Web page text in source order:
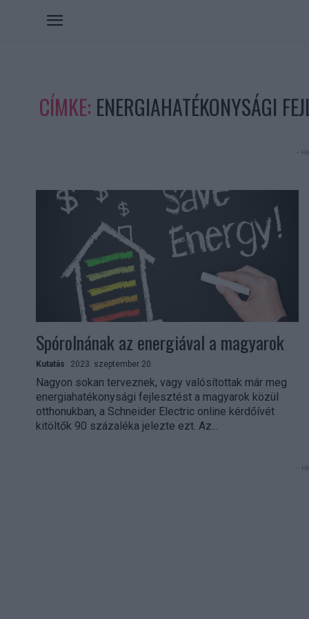
CÍMKE: ENERGIAHATÉKONYSÁGI
-
Spórolnának az energiával a magyarok
Kutatás 2023. szeptember 20.
Nagyon sokan terveznek, vagy valósítottak már meg
energiahatékonysági fejlesztést a magyarok közül
otthonukban, a Schneider Electric online kérdőívét
kitöltők 90 százaléka jelezte ezt. Az...
-